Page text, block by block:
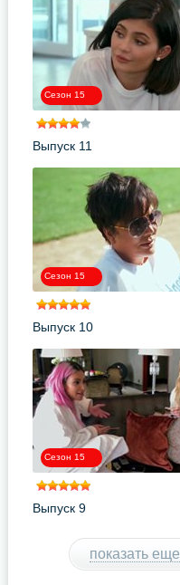
Сезон 15
Выпуск 11
Сезон 15
Выпуск 10
Сезон 15
Выпуск 9
показать еще